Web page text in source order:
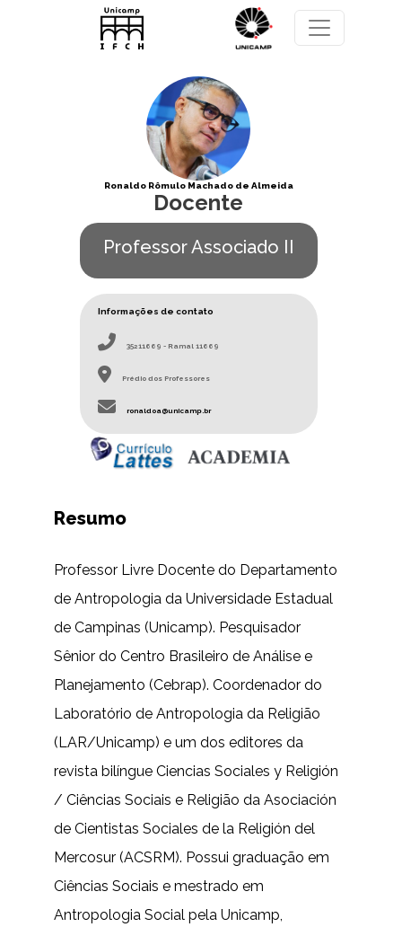
Pular para o conteúdo principal
Ronaldo Rômulo Machado de Almeida
Docente
Professor Associado II
Informações de contato
35211669 - Ramal 11669
Prédio dos Professores
ronaldoa@unicamp.br
Resumo
Professor Livre Docente do Departamento
de Antropologia da Universidade Estadual
de Campinas (Unicamp). Pesquisador
Sênior do Centro Brasileiro de Análise e
Planejamento (Cebrap). Coordenador do
Laboratório de Antropologia da Religião
(LAR/Unicamp) e um dos editores da
revista bilíngue Ciencias Sociales y Religión
/ Ciências Sociais e Religião da Asociación
de Cientistas Sociales de la Religión del
Mercosur (ACSRM). Possui graduação em
Ciências Sociais e mestrado em
Antropologia Social pela Unicamp,